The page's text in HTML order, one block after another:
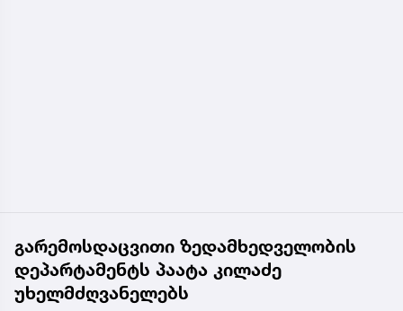
გარემოსდაცვითი ზედამხედველობის
დეპარტამენტს პაატა კილაძე
უხელმძღვანელებს